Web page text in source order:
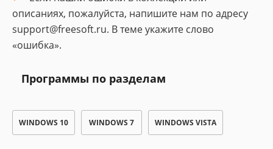
описаниях, пожалуйста, напишите нам по адресу
support@freesoft.ru. В теме укажите слово
«ошибка».
Программы по разделам
WINDOWS 10 WINDOWS 7 WINDOWS VISTA